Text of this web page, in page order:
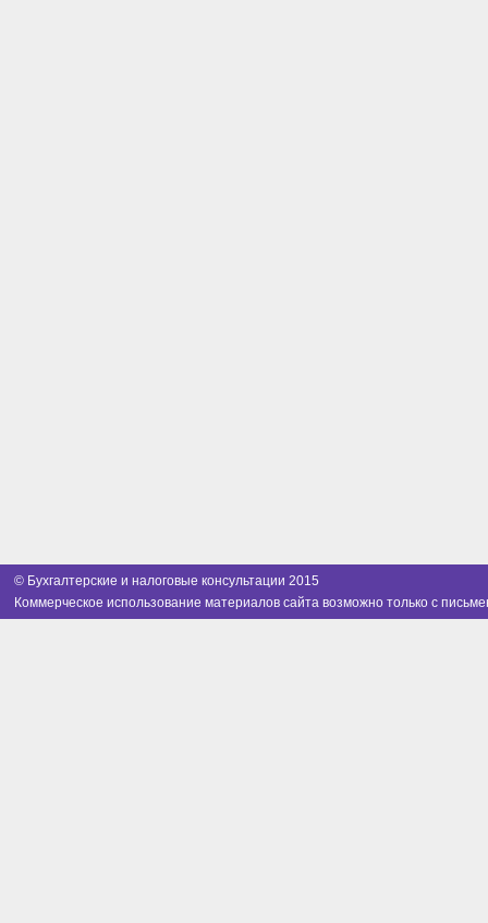
© Бухгалтерские и налоговые консультации 2015
Коммерческое использование материалов сайта возможно только с